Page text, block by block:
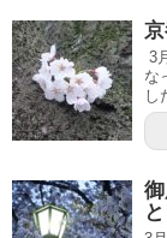
3
な
し